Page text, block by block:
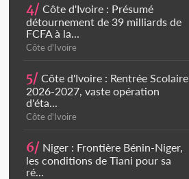
4/ Côte d'Ivoire : Présumé
détournement de 39 milliards de
FCFA à la...
Côte d'Ivoire
5/ Côte d'Ivoire : Rentrée Scolaire
2026-2027, vaste opération
d'éta...
Côte d'Ivoire
6/ Niger : Frontière Bénin-Niger,
les conditions de Tiani pour sa
ré...